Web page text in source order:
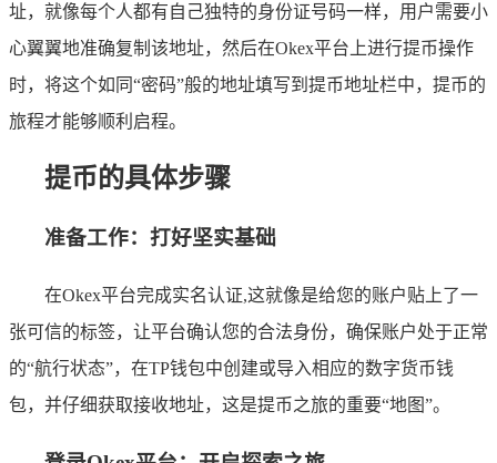
址，就像每个人都有自己独特的身份证号码一样，用户需要小
心翼翼地准确复制该地址，然后在Okex平台上进行提币操作
时，将这个如同“密码”般的地址填写到提币地址栏中，提币的
旅程才能够顺利启程。
提币的具体步骤
准备工作：打好坚实基础
在Okex平台完成实名认证,这就像是给您的账户贴上了一
张可信的标签，让平台确认您的合法身份，确保账户处于正常
的“航行状态”，在TP钱包中创建或导入相应的数字货币钱
包，并仔细获取接收地址，这是提币之旅的重要“地图”。